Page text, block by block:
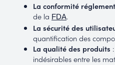
La conformité
de la FDA.
La sécurité des
quantification des
La qualité des produits
indésirables entre les